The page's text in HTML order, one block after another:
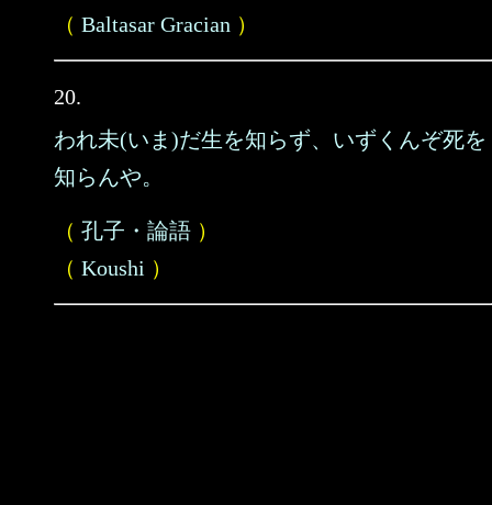
（ Baltasar Gracian ）
20.
われ未(いま)だ生を知らず、いずくんぞ死を
知らんや。
（ 孔子・論語 ）
（ Koushi ）